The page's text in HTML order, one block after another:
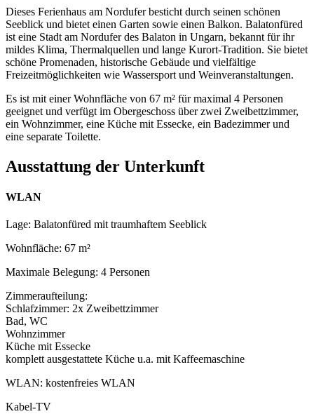
Dieses Ferienhaus am Nordufer besticht durch seinen schönen
Seeblick und bietet einen Garten sowie einen Balkon. Balatonfüred
ist eine Stadt am Nordufer des Balaton in Ungarn, bekannt für ihr
mildes Klima, Thermalquellen und lange Kurort-Tradition. Sie bietet
schöne Promenaden, historische Gebäude und vielfältige
Freizeitmöglichkeiten wie Wassersport und Weinveranstaltungen.
Es ist mit einer Wohnfläche von 67 m² für maximal 4 Personen
geeignet und verfügt im Obergeschoss über zwei Zweibettzimmer,
ein Wohnzimmer, eine Küche mit Essecke, ein Badezimmer und
eine separate Toilette.
Ausstattung der Unterkunft
WLAN
Lage: Balatonfüred mit traumhaftem Seeblick
Wohnfläche: 67 m²
Maximale Belegung: 4 Personen
Zimmeraufteilung:
Schlafzimmer: 2x Zweibettzimmer
Bad, WC
Wohnzimmer
Küche mit Essecke
komplett ausgestattete Küche u.a. mit Kaffeemaschine
WLAN: kostenfreies WLAN
Kabel-TV